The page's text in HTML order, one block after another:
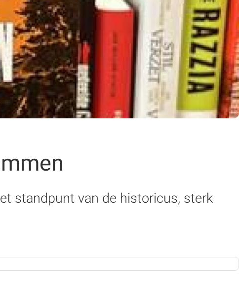
standpunt van de historicus, sterk